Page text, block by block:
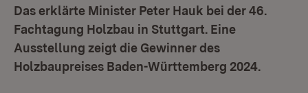
Das erklärte Minister Peter Hauk bei der 46.
Fachtagung Holzbau in Stuttgart. Eine
Ausstellung zeigt die Gewinner des
Holzbaupreises Baden-Württemberg 2024.